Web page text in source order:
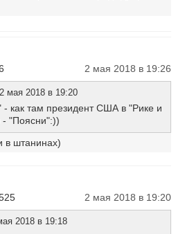
2 мая 2018 в 19:26
мая 2018 в 19:20
- как там президент США в "Рике и
- "Поясни":))
в штанинах)
2 мая 2018 в 19:20
2018 в 19:18